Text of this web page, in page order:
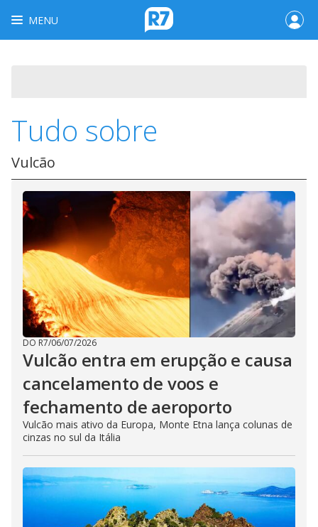
MENU
Tudo sobre
Vulcão
DO R7/06/07/2026
Vulcão entra em erupção e causa
cancelamento de voos e
fechamento de aeroporto
Vulcão mais ativo da Europa, Monte Etna lança colunas de
cinzas no sul da Itália